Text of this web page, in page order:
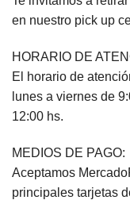
en nuestro pick up
HORARIO DE
El horario de
lunes a viernes de
12:00 hs.
MEDIOS DE PAGO:
Aceptamos
principales tarjetas